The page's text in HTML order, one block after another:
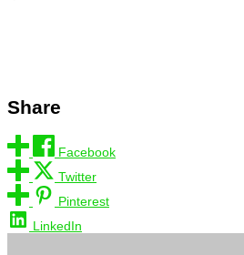
Share
Facebook
Twitter
Pinterest
LinkedIn